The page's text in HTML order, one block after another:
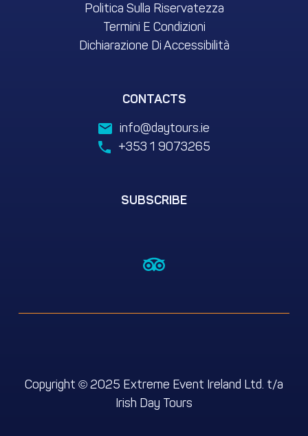
Politica Sulla Riservatezza
Termini E Condizioni
Dichiarazione Di Accessibilità
CONTACTS
info@daytours.ie
+353 1 9073265
SUBSCRIBE
Copyright © 2025 Extreme Event Ireland Ltd. t/a
Irish Day Tours
We use cookies for the best experience on our website, for
social media features and to analyse traffic. By accepting